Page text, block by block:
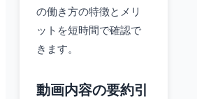
の働き方の特徴とメリ
ットを短時間で確認で
きます。
動画内容の要約引